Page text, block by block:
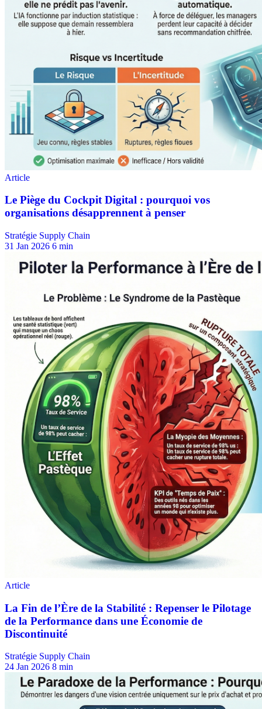
Stratégie Supply Chain
31 Jan 2026 6 min
Stratégie Supply Chain
24 Jan 2026 8 min